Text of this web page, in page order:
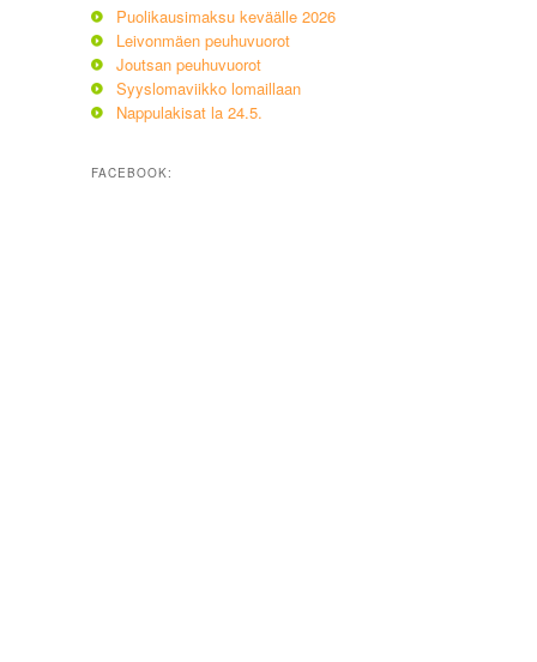
Puolikausimaksu keväälle 2026
Leivonmäen peuhuvuorot
Joutsan peuhuvuorot
Syyslomaviikko lomaillaan
Nappulakisat la 24.5.
FACEBOOK: